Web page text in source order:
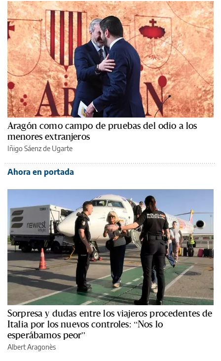
Aragón como campo de pruebas del odio a los
menores extranjeros
Iñigo Sáenz de Ugarte
Ahora en portada
Sorpresa y dudas entre los viajeros procedentes de
Italia por los nuevos controles: “Nos lo
esperábamos peor”
Albert Aragonès